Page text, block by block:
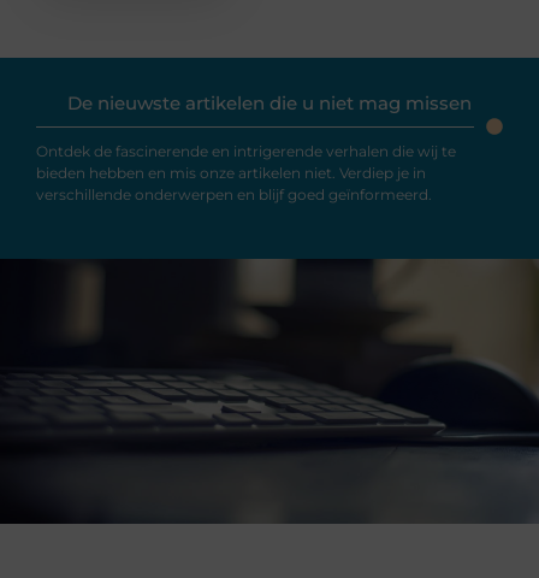
De nieuwste artikelen die u niet mag missen
Ontdek de fascinerende en intrigerende verhalen die wij te
bieden hebben en mis onze artikelen niet. Verdiep je in
verschillende onderwerpen en blijf goed geïnformeerd.